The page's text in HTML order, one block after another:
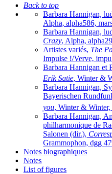
Back to top
Barbara Hannigan,
Alpha, alpha586,
Barbara Hannigan,
Crazy, Alpha, alpha
Artistes variés, The
Impulse !/Verve,
Barbara Hannigan et
Erik Satie, Winter &
Barbara Hannigan,
Bayerischen
you, Winter & Winter,
Barbara Hannigan,
philharmonique de
Salonen (dir.),
Grammophon, dgg
Notes biographiques
Notes
List of figures